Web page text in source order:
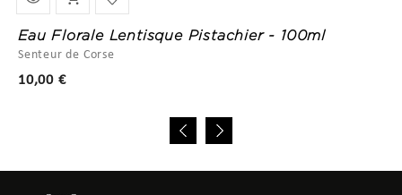
Eau Florale Lentisque Pistachier - 100ml
Senteur de Corse
10,00 €